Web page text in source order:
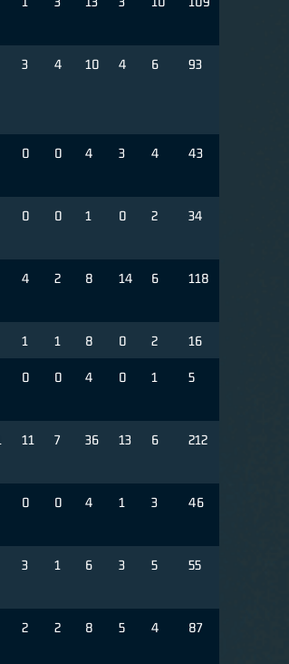
3 4 10 4 6 93
0 0 4 3 4 43
0 0 1 0 2 34
4 2 8 14 6 118
1 1 8 0 2 16
0 0 4 0 1 5
11 7 36 13 6 212
0 0 4 1 3 46
3 1 6 3 5 55
2 2 8 5 4 87